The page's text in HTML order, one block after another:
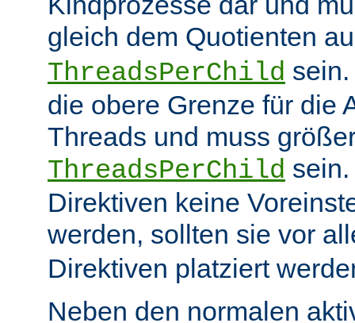
gleich dem Quotienten
ThreadsPerChild
die obere Grenze für die
Threads und muss
ThreadsPerChild
Direktiven keine
werden, sollten sie vor
Direktiven platziert
Neben den normalen